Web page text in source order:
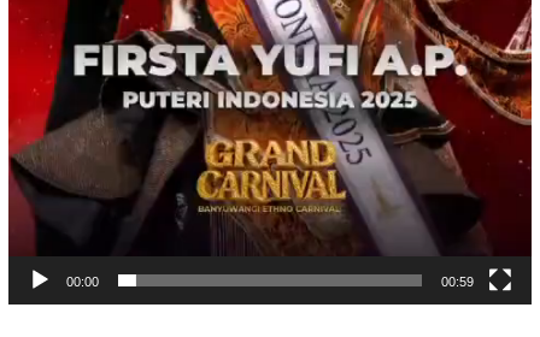
00:00 00:59